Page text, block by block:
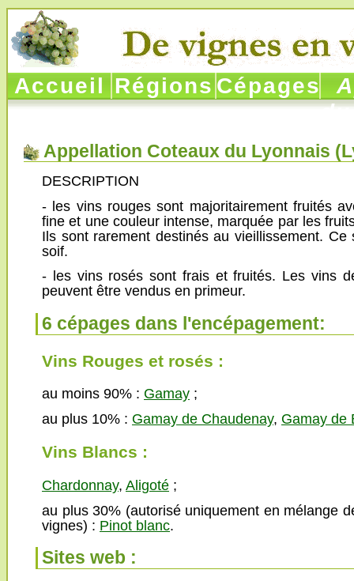
Accueil Régions Cépages
Appellation Coteaux du Lyonnais (
DESCRIPTION
- les vins rouges sont majoritairement fruités
fine et une couleur intense, marquée par les
Ils sont rarement destinés au vieillissement. Ce
soif.
- les vins rosés sont frais et fruités. Les vins
peuvent être vendus en primeur.
6 cépages dans l'encépagement:
Vins Rouges et rosés :
au moins 90% : Gamay ;
au plus 10% : Gamay de Chaudenay, Gamay de
Vins Blancs :
Chardonnay, Aligoté ;
au plus 30% (autorisé uniquement en mélange
vignes) : Pinot blanc.
Sites web :